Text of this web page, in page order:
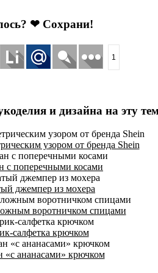
❤ Сохрани!
1
и дизайна на эту
узором от бренда Shein
с поперечными косами
джемпер из мохера
воротничком спицами
салфетка крючком
«с ананасами» крючком